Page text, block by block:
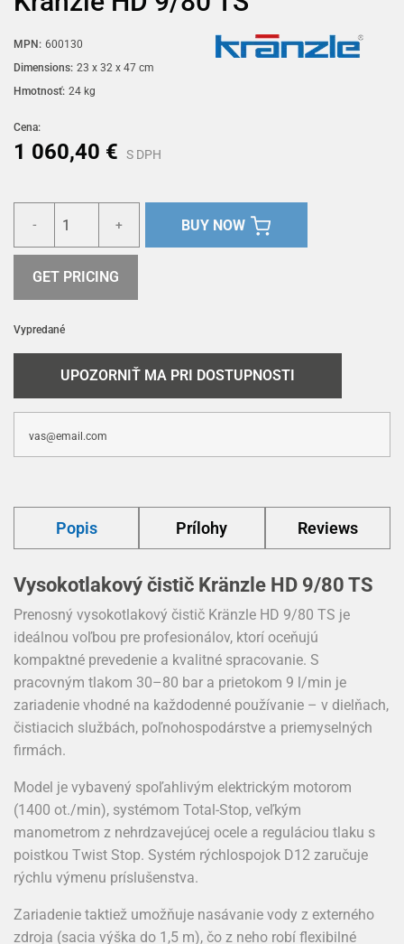
MPN: 600130
Dimensions: 23 x 32 x 47 cm
Hmotnosť: 24 kg
Cena:
1 060,40 € S DPH
- + BUY NOW
GET PRICING
Vypredané
UPOZORNIŤ MA PRI DOSTUPNOSTI
Popis Prílohy Reviews
Vysokotlakový čistič Kränzle HD 9/80 TS
Prenosný vysokotlakový čistič Kränzle HD 9/80 TS je
ideálnou voľbou pre profesionálov, ktorí oceňujú
kompaktné prevedenie a kvalitné spracovanie. S
pracovným tlakom 30–80 bar a prietokom 9 l/min je
zariadenie vhodné na každodenné používanie – v dielňach,
čistiacich službách, poľnohospodárstve a priemyselných
firmách.
Model je vybavený spoľahlivým elektrickým motorom
(1400 ot./min), systémom Total-Stop, veľkým
manometrom z nehrdzavejúcej ocele a reguláciou tlaku s
poistkou Twist Stop. Systém rýchlospojok D12 zaručuje
rýchlu výmenu príslušenstva.
Zariadenie taktiež umožňuje nasávanie vody z externého
zdroja (sacia výška do 1,5 m), čo z neho robí flexibilné